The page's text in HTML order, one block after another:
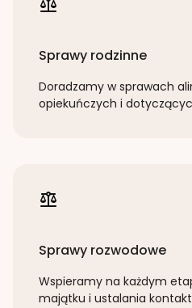
Sprawy rodzinne
Doradzamy w sprawach
opiekuńczych i
Sprawy rozwodowe
Wspieramy na każdym
majątku i ustalania